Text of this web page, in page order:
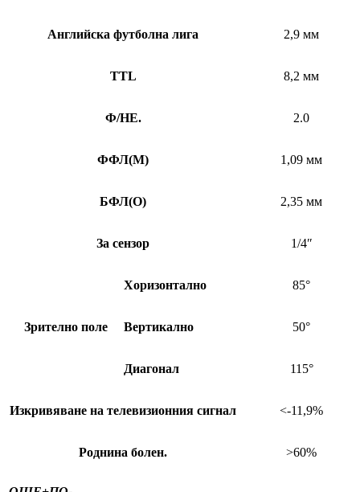
Английска футболна лига 2,9 мм
TTL 8,2 мм
Ф/НЕ. 2.0
ФФЛ(M) 1,09 мм
БФЛ(O) 2,35 мм
За сензор 1/4″
Зрително поле
Хоризонтално 85°
Вертикално 50°
Диагонал 115°
Изкривяване на телевизионния сигнал <-11,9%
Роднина болен. >60%